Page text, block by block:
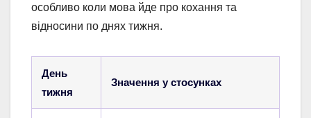
особливо коли мова йде про кохання та
відносини по днях тижня.
День
тижня
Значення у стосунках